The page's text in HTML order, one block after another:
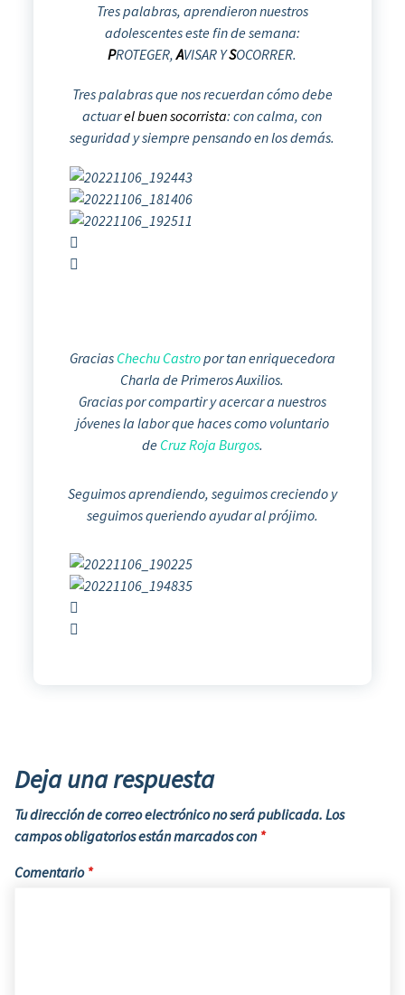
Tres palabras, aprendieron nuestros
adolescentes este fin de semana:
PROTEGER,AVISAR YSOCORRER.
Tres palabras que nos recuerdan cómo debe
actuarel buen socorrista: con calma, con
seguridad y siempre pensando en los demás.
Gracias Chechu Castropor tan enriquecedora
Charla de Primeros Auxilios.
Gracias por compartir y acercar a nuestros
jóvenes la labor que haces como voluntario
de Cruz Roja Burgos.
Seguimos aprendiendo, seguimos creciendo y
seguimos queriendo ayudar al prójimo.
Deja una respuesta
Tu dirección de correo electrónico no será publicada. Los
campos obligatorios están marcados con *
Comentario *